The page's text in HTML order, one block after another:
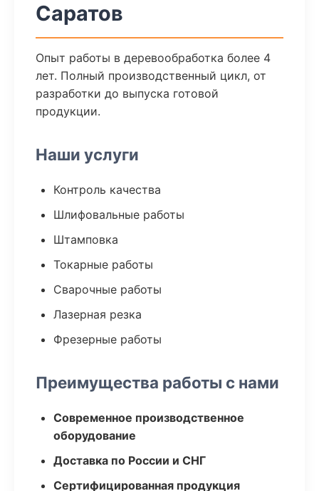
Саратов
Опыт работы в деревообработка более 4
лет. Полный производственный цикл, от
разработки до выпуска готовой
продукции.
Наши услуги
Контроль качества
Шлифовальные работы
Штамповка
Токарные работы
Сварочные работы
Лазерная резка
Фрезерные работы
Преимущества работы с нами
Современное производственное
оборудование
Доставка по России и СНГ
Сертифицированная продукция